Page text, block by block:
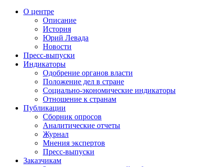
О центре
Описание
История
Юрий Левада
Новости
Пресс-выпуски
Индикаторы
Одобрение органов власти
Положение дел в стране
Социально-экономические индикаторы
Отношение к странам
Публикации
Сборник опросов
Аналитические отчеты
Журнал
Мнения экспертов
Пресс-выпуски
Заказчикам